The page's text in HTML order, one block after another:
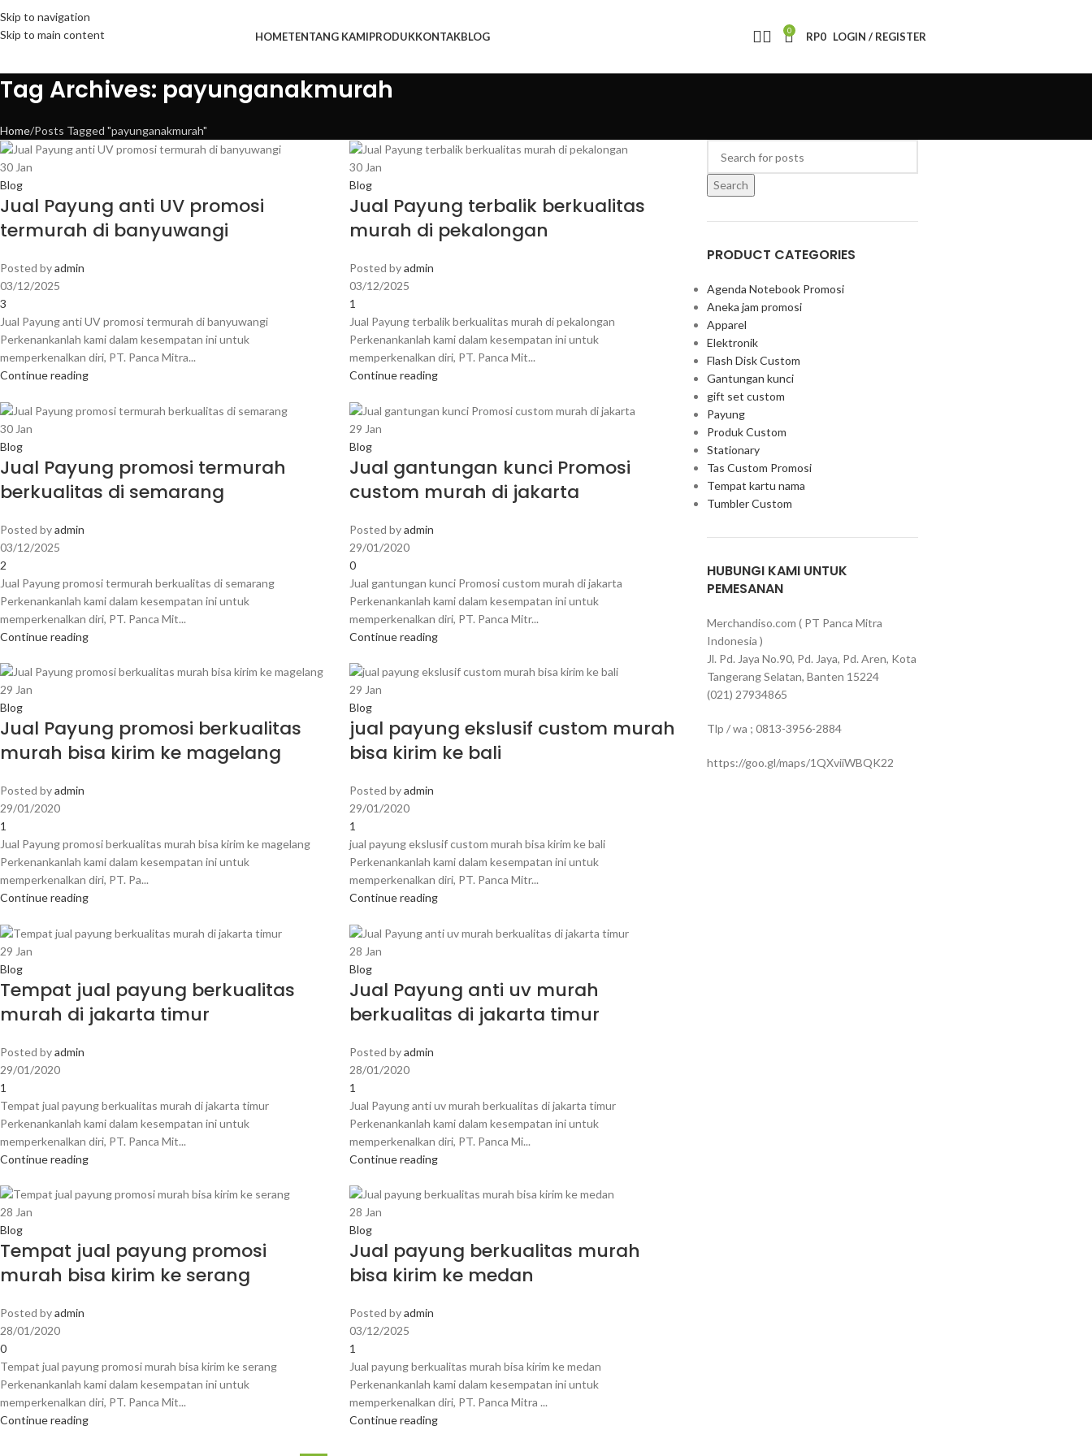
Skip to navigation
Skip to main content
HOMETENTANG KAMIPRODUKKONTAKBLOG 0 RP0 LOGIN / REGISTER
Tag Archives: payunganakmurah
Home Posts Tagged "payunganakmurah"
30Jan
Blog
Jual Payung anti UV promosi
termurah di banyuwangi
Posted byadmin
03/12/2025
3
Jual Payung anti UV promosi termurah di banyuwangi
Perkenankanlah kami dalam kesempatan ini untuk
memperkenalkan diri, PT. Panca Mitra...
Continue reading
30Jan
Blog
Jual Payung terbalik berkualitas
murah di pekalongan
Posted byadmin
03/12/2025
1
Jual Payung terbalik berkualitas murah di pekalongan
Perkenankanlah kami dalam kesempatan ini untuk
memperkenalkan diri, PT. Panca Mit...
Continue reading
30 Jan
Blog
Jual Payung promosi termurah
berkualitas di semarang
Posted byadmin
03/12/2025
2
Jual Payung promosi termurah berkualitas di semarang
Perkenankanlah kami dalam kesempatan ini untuk
memperkenalkan diri, PT. Panca Mit...
Continue reading
29 Jan
Blog
Jual gantungan kunci Promosi
custom murah di jakarta
Posted byadmin
29/01/2020
0
Jual gantungan kunci Promosi custom murah di jakarta
Perkenankanlah kami dalam kesempatan ini untuk
memperkenalkan diri, PT. Panca Mitr...
Continue reading
29 Jan
Blog
Jual Payung promosi berkualitas
murah bisa kirim ke magelang
Posted byadmin
29/01/2020
1
Jual Payung promosi berkualitas murah bisa kirim ke magelang
Perkenankanlah kami dalam kesempatan ini untuk
memperkenalkan diri, PT. Pa...
Continue reading
29 Jan
Blog
jual payung ekslusif custom murah
bisa kirim ke bali
Posted byadmin
29/01/2020
1
jual payung ekslusif custom murah bisa kirim ke bali
Perkenankanlah kami dalam kesempatan ini untuk
memperkenalkan diri, PT. Panca Mitr...
Continue reading
29 Jan
Blog
Tempat jual payung berkualitas
murah di jakarta timur
Posted byadmin
29/01/2020
1
Tempat jual payung berkualitas murah di jakarta timur
Perkenankanlah kami dalam kesempatan ini untuk
memperkenalkan diri, PT. Panca Mit...
Continue reading
28 Jan
Blog
Jual Payung anti uv murah
berkualitas di jakarta timur
Posted byadmin
28/01/2020
1
Jual Payung anti uv murah berkualitas di jakarta timur
Perkenankanlah kami dalam kesempatan ini untuk
memperkenalkan diri, PT. Panca Mi...
Continue reading
28 Jan
Blog
Tempat jual payung promosi
murah bisa kirim ke serang
Posted byadmin
28/01/2020
0
Tempat jual payung promosi murah bisa kirim ke serang
Perkenankanlah kami dalam kesempatan ini untuk
memperkenalkan diri, PT. Panca Mit...
Continue reading
28 Jan
Blog
Jual payung berkualitas murah
bisa kirim ke medan
Posted byadmin
03/12/2025
1
Jual payung berkualitas murah bisa kirim ke medan
Perkenankanlah kami dalam kesempatan ini untuk
memperkenalkan diri, PT. Panca Mitra ...
Continue reading
Search
PRODUCT CATEGORIES
Agenda Notebook Promosi
Aneka jam promosi
Apparel
Elektronik
Flash Disk Custom
Gantungan kunci
gift set custom
Payung
Produk Custom
Stationary
Tas Custom Promosi
Tempat kartu nama
Tumbler Custom
HUBUNGI KAMI UNTUK
PEMESANAN
Merchandiso.com ( PT Panca Mitra
Indonesia )
Jl. Pd. Jaya No.90, Pd. Jaya, Pd. Aren, Kota
Tangerang Selatan, Banten 15224
(021) 27934865
Tlp / wa ; 0813-3956-2884
https://goo.gl/maps/1QXviiWBQK22